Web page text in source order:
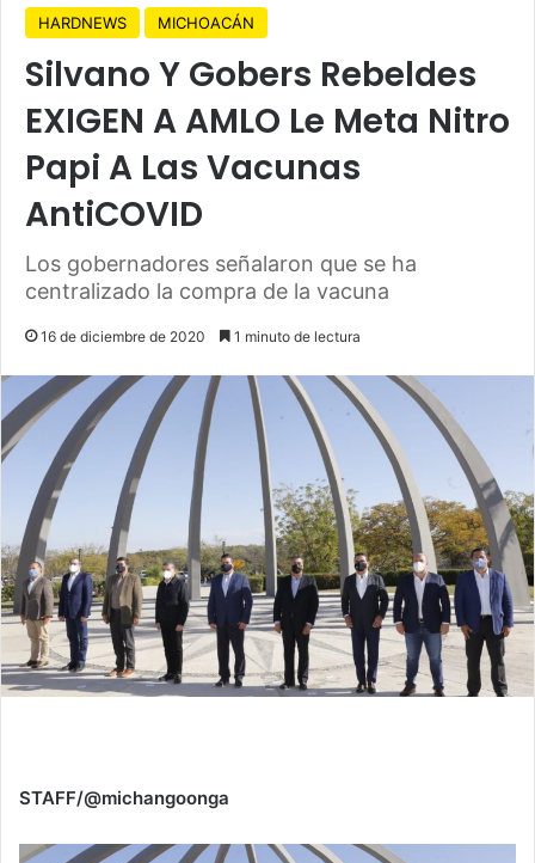
HARDNEWS MICHOACÁN
Silvano Y Gobers Rebeldes
EXIGEN A AMLO Le Meta Nitro
Papi A Las Vacunas
AntiCOVID
Los gobernadores señalaron que se ha
centralizado la compra de la vacuna
16 de diciembre de 2020 1 minuto de lectura
STAFF/@michangoonga